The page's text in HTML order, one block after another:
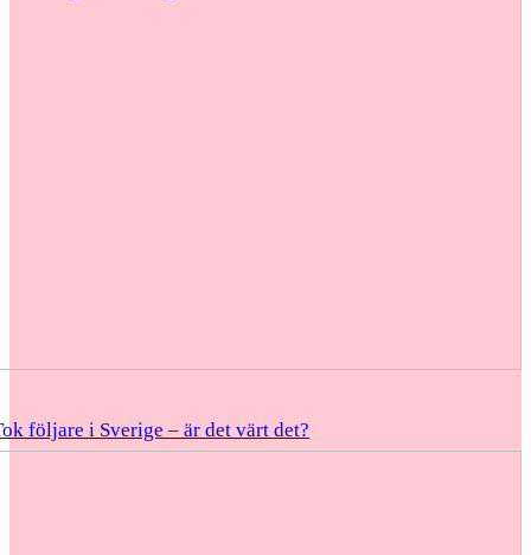
följare i Sverige – är det värt det?